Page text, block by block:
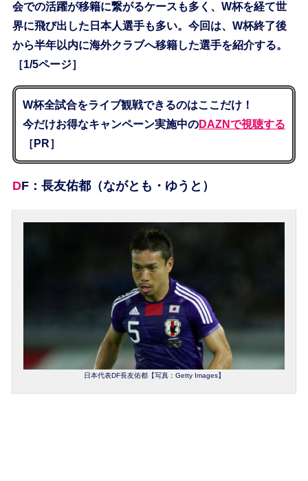
会での活躍が移籍に繋がるケースも多く、W杯を経て世
界に飛び出した日本人選手も多い。今回は、W杯終了後
から半年以内に海外クラブへ移籍した選手を紹介する。
［1/5ページ］
W杯全試合をライブ観戦できるのはここだけ！
今だけお得なキャンペーン実施中のDAZNで視聴する
［PR］
DF：長友佑都（ながとも・ゆうと）
日本代表DF長友佑都【写真：Getty Images】